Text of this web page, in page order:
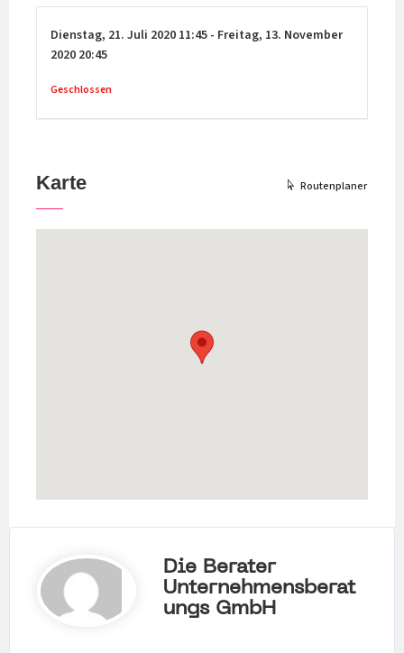
Dienstag, 21. Juli 2020 11:45 - Freitag, 13. November
2020 20:45
Geschlossen
Karte Routenplaner
Die Berater
Unternehmensberat
Ungs GmbH